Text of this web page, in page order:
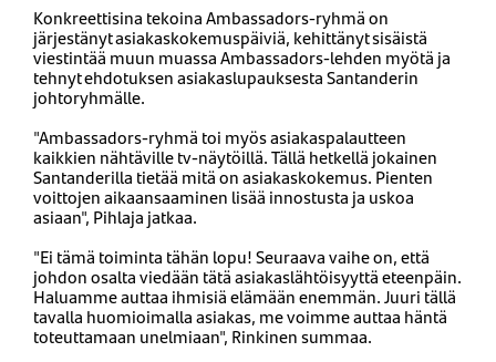
Konkreettisina tekoina Ambassadors-ryhmä on
järjestänyt asiakaskokemuspäiviä, kehittänyt sisäistä
viestintää muun muassa Ambassadors-lehden myötä ja
tehnyt ehdotuksen asiakaslupauksesta Santanderin
johtoryhmälle.
"Ambassadors-ryhmä toi myös asiakaspalautteen
kaikkien nähtäville tv-näytöillä. Tällä hetkellä jokainen
Santanderilla tietää mitä on asiakaskokemus. Pienten
voittojen aikaansaaminen lisää innostusta ja uskoa
asiaan", Pihlaja jatkaa.
"Ei tämä toiminta tähän lopu! Seuraava vaihe on, että
johdon osalta viedään tätä asiakaslähtöisyyttä eteenpäin.
Haluamme auttaa ihmisiä elämään enemmän. Juuri tällä
tavalla huomioimalla asiakas, me voimme auttaa häntä
toteuttamaan unelmiaan", Rinkinen summaa.